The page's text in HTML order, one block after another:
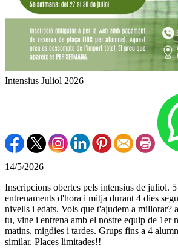
Intensius Juliol 2026
14/5/2026
Inscripcions obertes pels intensius de juliol.
entrenaments d'hora i mitja durant 4 dies
nivells i edats. Vols que t'ajudem a millorar?
tu, vine i entrena amb el nostre equip de 1er
matins, migdies i tardes. Grups fins a 4
similar. Places limitades!!